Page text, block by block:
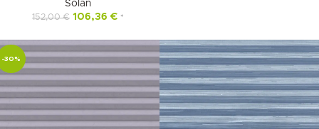
Solan
152,00€ 106,36 € *
-30%